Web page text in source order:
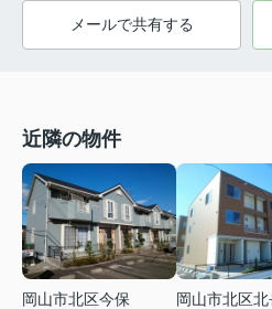
メールで共有する
近隣の物件
岡山市北区今保
岡山市北区